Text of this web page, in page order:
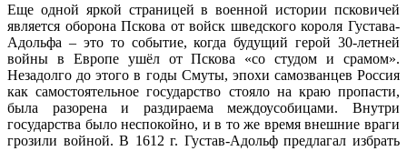
Еще одной яркой страницей в военной истории псковичей
является оборона Пскова от войск шведского короля Густава-
Адольфа – это то событие, когда будущий герой 30-летней
войны в Европе ушёл от Пскова «со студом и срамом».
Незадолго до этого в годы Смуты, эпохи самозванцев Россия
как самостоятельное государство стояло на краю пропасти,
была разорена и раздираема междоусобицами. Внутри
государства было неспокойно, и в то же время внешние враги
грозили войной. В 1612 г. Густав-Адольф предлагал избрать